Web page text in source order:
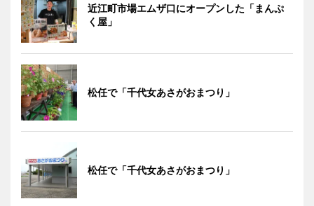
近江町市場エムザ口にオープンした「まんぷ
く屋」
松任で「千代女あさがおまつり」
松任で「千代女あさがおまつり」